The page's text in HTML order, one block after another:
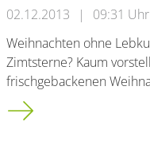
02.12.2013 |
09:31 Uhr
Weihnachten ohne
Zimtsterne? Kaum
frischgebackenen
Das Geheimnis des